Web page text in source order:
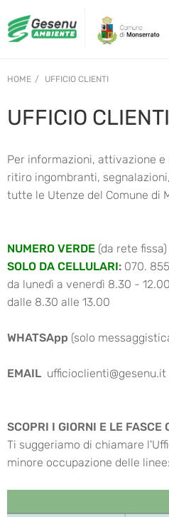
HOME UFFICIO CLIENTI
UFFICIO CLIENTI
Per informazioni, attivazione
ritiro ingombranti,
tutte le Utenze del Comune di
NUMERO VERDE (da rete fissa)
SOLO DA CELLULARI: 070.
da lunedì a venerdì 8.30 -
dalle 8.30 alle 13.00
WHATSApp (solo
EMAIL ufficioclienti@gesenu.it
SCOPRI I GIORNI E LE FASCE
Ti suggeriamo di chiamare
minore occupazione delle linee: